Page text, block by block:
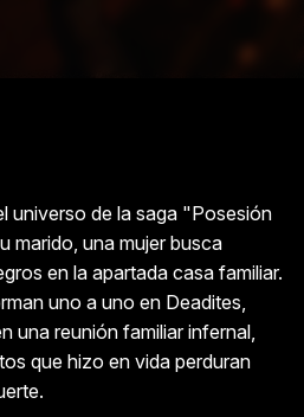
universo de la saga "Posesión
marido, una mujer busca
en la apartada casa familiar.
uno a uno en Deadites,
una reunión familiar infernal,
que hizo en vida perduran